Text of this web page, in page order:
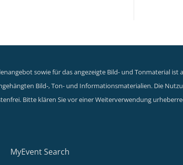
sowie für das angezeigte Bild- und Tonmaterial ist
Bild-, Ton- und Informationsmaterialien. Die
Bitte klären Sie vor einer Weiterverwendung
MyEvent Search